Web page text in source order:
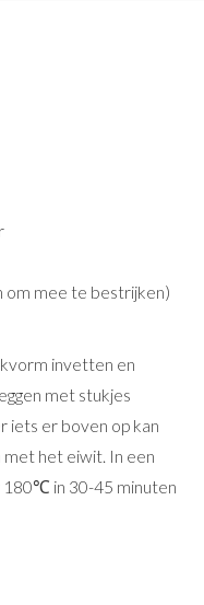
om mee te bestrijken)
invetten en
met stukjes
iets er boven op kan
het eiwit. In een
in 30-45 minuten